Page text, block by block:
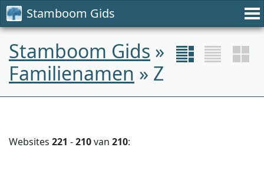
Stamboom Gids
Stamboom Gids »
Familienamen » Z
Websites 221 -210van 210: